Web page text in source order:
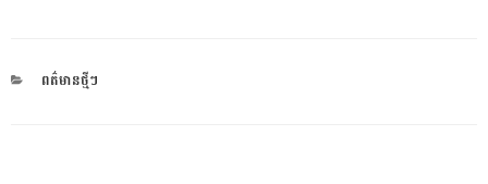
CATEGORIES
ពត៌មានថ្មីៗ